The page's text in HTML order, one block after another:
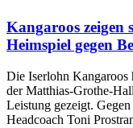
Kangaroos zeigen
Heimspiel gegen
Die Iserlohn Kangaroos
der Matthias-Grothe-
Leistung gezeigt.
Headcoach Toni